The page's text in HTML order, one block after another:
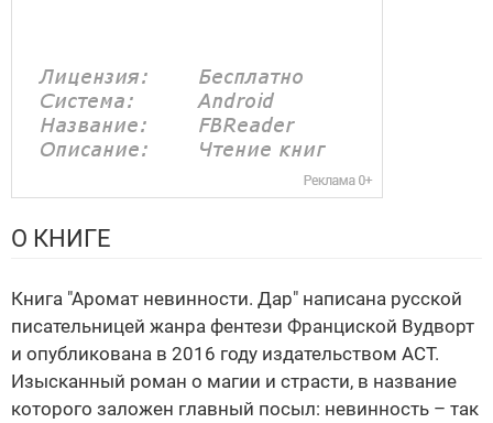
О КНИГЕ
Книга "Аромат невинности. Дар" написана русской
писательницей жанра фентези Франциской Вудворт
и опубликована в 2016 году издательством АСТ.
Изысканный роман о магии и страсти, в название
которого заложен главный посыл: невинность – так